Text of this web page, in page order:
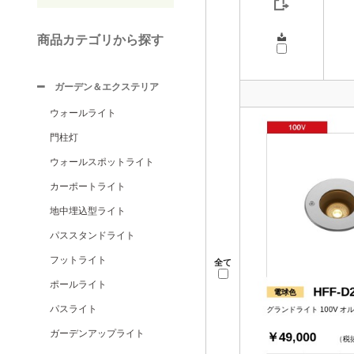
商品カテゴリから探す
ガーデン＆エクステリア
ウォールライト
門柱灯
ウォールスポットライト
カーポートライト
地中埋込型ライト
パススタンドライト
フットライト
ポールライト
パスライト
ガーデンアップライト
全て